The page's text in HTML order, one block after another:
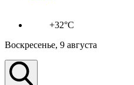
+32°C
Воскресенье, 9 августа